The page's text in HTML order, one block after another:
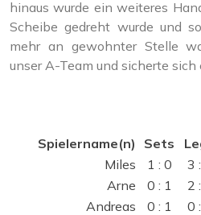
hinaus wurde ein weiteres
Scheibe gedreht wurde und
mehr an gewohnter Stelle
unser A-Team und sicherte sich
Spielername(n) Sets
Miles
1 : 0 3
Arne
0 : 1 2
Andreas
0 : 1 0